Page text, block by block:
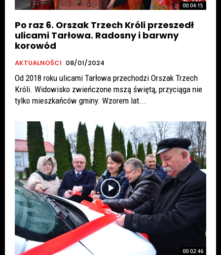
00:04:15
Po raz 6. Orszak Trzech Króli przeszedł
ulicami Tarłowa. Radosny i barwny
korowód
AKTUALNOŚCI 08/01/2024
Od 2018 roku ulicami Tarłowa przechodzi Orszak Trzech
Króli. Widowisko zwieńczone mszą świętą, przyciąga nie
tylko mieszkańców gminy. Wzorem lat...
00:02:46